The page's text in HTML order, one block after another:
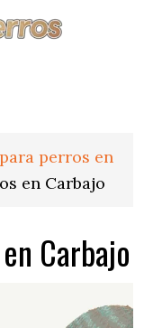
perros en
en Carbajo
Carbajo